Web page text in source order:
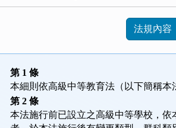
法規內容
第 1 條
本細則依高級中等教育法（以下簡稱本
第 2 條
本法施行前已設立之高級中等學校，